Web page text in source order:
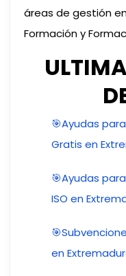
áreas de gestión
Formación y
🎯Ayudas
Gratis en
🎯Ayudas
ISO en
en